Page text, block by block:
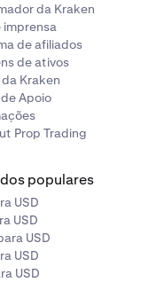
da Kraken
imprensa
de afiliados
de ativos
Kraken
Apoio
Prop Trading
populares
USD
USD
USD
USD
USD